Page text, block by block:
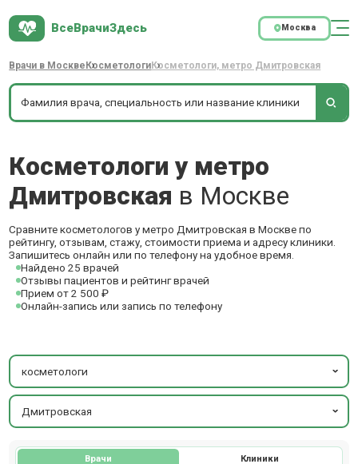
ВсеВрачиЗдесь Москва
Врачи в Москве Косметологи Косметологи, метро Дмитровская
Косметологи у метро
Дмитровская в Москве
Сравните косметологов у метро Дмитровская в Москве по
рейтингу, отзывам, стажу, стоимости приема и адресу клиники.
Запишитесь онлайн или по телефону на удобное время.
Найдено 25 врачей
Отзывы пациентов и рейтинг врачей
Прием от 2 500 ₽
Онлайн-запись или запись по телефону
косметологи
Дмитровская
Врачи Клиники